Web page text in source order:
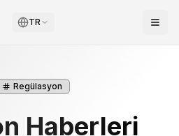
TR
Regülasyon
Haberleri